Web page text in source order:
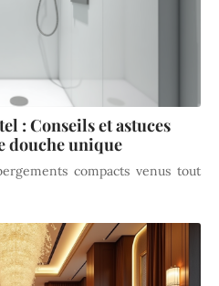
: Conseils et astuces
douche unique
compacts venus tout